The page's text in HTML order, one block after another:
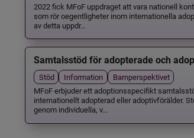
2022 fick MFoF uppdraget att vara nationell
som rör oegentligheter inom internationella
av detta uppdr...
Samtalsstöd för adopterade och
Stöd Information
Barnperspektivet
MFoF erbjuder ett adoptionsspecifikt
internationellt adopterad eller adoptivförälder.
genom individuella, v...